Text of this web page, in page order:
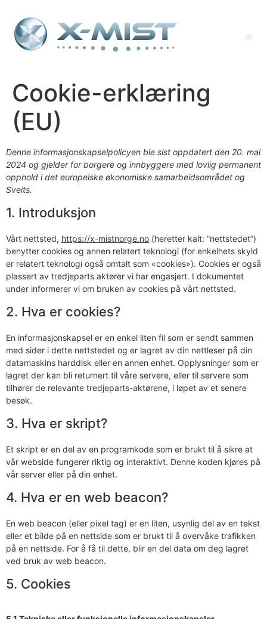
Cookie-erklæring
(EU)
Denne informasjonskapselpolicyen ble sist oppdatert den 20. mai
2024 og gjelder for borgere og innbyggere med lovlig permanent
opphold i det europeiske økonomiske samarbeidsområdet og
Sveits.
1. Introduksjon
Vårt nettsted, https://x-mistnorge.no (heretter kalt: ”nettstedet”)
benytter cookies og annen relatert teknologi (for enkelhets skyld
er relatert teknologi også omtalt som «cookies»). Cookies er også
plassert av tredjeparts aktører vi har engasjert. I dokumentet
under informerer vi om bruken av cookies på vårt nettsted.
2. Hva er cookies?
En informasjonskapsel er en enkel liten fil som er sendt sammen
med sider i dette nettstedet og er lagret av din nettleser på din
datamaskins harddisk eller en annen enhet. Opplysninger som er
lagret der kan bli returnert til våre servere, eller til servere som
tilhører de relevante tredjeparts-aktørene, i løpet av et senere
besøk.
3. Hva er skript?
Et skript er en del av en programkode som er brukt til å sikre at
vår webside fungerer riktig og interaktivt. Denne koden kjøres på
vår server eller på din enhet.
4. Hva er en web beacon?
En web beacon (eller pixel tag) er en liten, usynlig del av en tekst
eller et bilde på en nettside som er brukt til å overvåke trafikken
på en nettside. For å få til dette, blir en del data om deg lagret
ved bruk av web beacon.
5. Cookies